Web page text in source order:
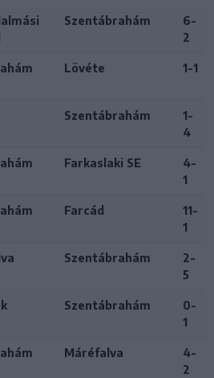
Szentábrahám
6-
2
Lövéte 1-1
Szentábrahám
1-
4
Farkaslaki SE
4-
1
Farcád
11-
1
Szentábrahám
2-
5
Szentábrahám
0-
1
Máréfalva
4-
2